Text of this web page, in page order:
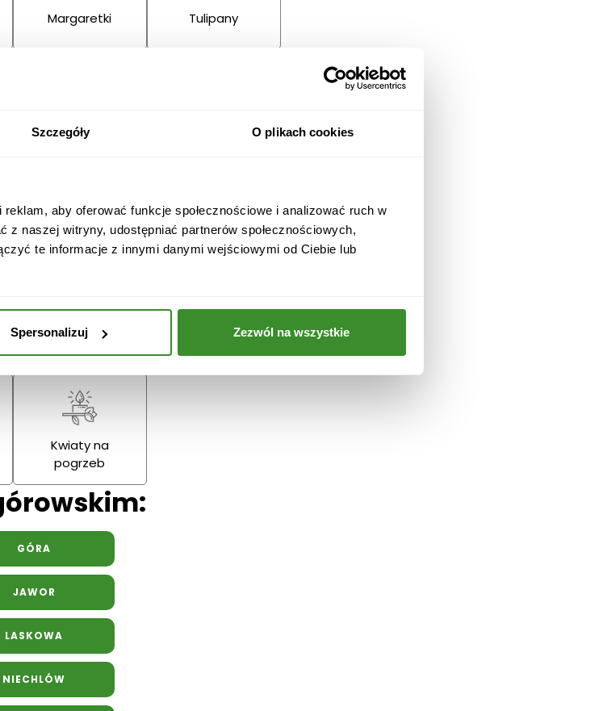
Szczegóły O plikach cookies
aby oferować funkcje społecznościowe i analizować ruch w
naszej witryny, udostępniać partnerów społecznościowych,
te informacje z innymi danymi wejściowymi od Ciebie lub
Spersonalizuj Zezwól na wszystkie
Margaretki Tulipany
Boże
Narodzenie
Dzień Babci i
Dziadka
Dzień Mamy Dzień Ojca
Kwiaty na
pogrzeb
GÓRA
JAWOR
LASKOWA
NIECHLÓW